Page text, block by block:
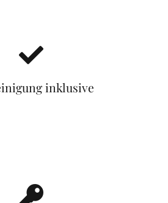
inklusive